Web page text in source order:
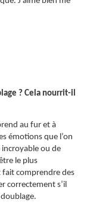
? Cela nourrit-il
au fur et à
émotions que l’on
incroyable ou de
le plus
fait comprendre des
correctement s’il